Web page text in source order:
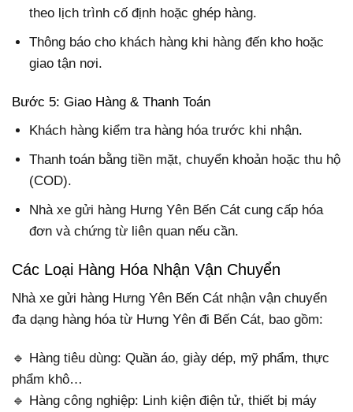
theo lịch trình cố định hoặc ghép hàng.
Thông báo cho khách hàng khi hàng đến kho hoặc
giao tận nơi.
Bước 5: Giao Hàng & Thanh Toán
Khách hàng kiểm tra hàng hóa trước khi nhận.
Thanh toán bằng tiền mặt, chuyển khoản hoặc thu hộ
(COD).
Nhà xe gửi hàng Hưng Yên Bến Cát cung cấp hóa
đơn và chứng từ liên quan nếu cần.
Các Loại Hàng Hóa Nhận Vận Chuyển
Nhà xe gửi hàng Hưng Yên Bến Cát nhận vận chuyển
đa dạng hàng hóa từ Hưng Yên đi Bến Cát, bao gồm:
🔹 Hàng tiêu dùng: Quần áo, giày dép, mỹ phẩm, thực
phẩm khô…
🔹 Hàng công nghiệp: Linh kiện điện tử, thiết bị máy